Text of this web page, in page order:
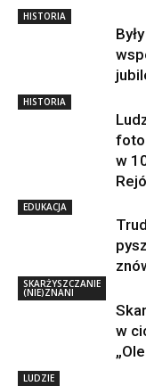
HISTORIA
HISTORIA
w
EDUKACJA
SKARŻYSZCZANIE
(NIE)ZNANI
w
LUDZIE